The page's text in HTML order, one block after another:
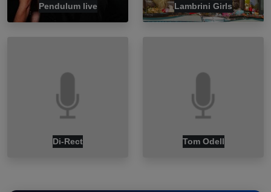
Pendulum live Lambrini Girls
Di-Rect Tom Odell